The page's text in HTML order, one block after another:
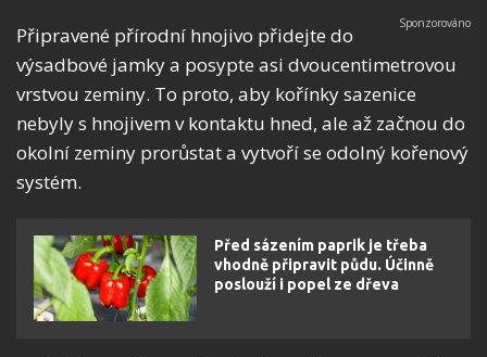
Připravené přírodní hnojivo přidejte do
výsadbové jamky a posypte asi dvoucentimetrovou
vrstvou zeminy. To proto, aby kořínky sazenice
nebyly s hnojivem v kontaktu hned, ale až začnou do
okolní zeminy prorůstat a vytvoří se odolný kořenový
systém.
Před sázením paprik je třeba
vhodně připravit půdu. Účinně
poslouží i popel ze dřeva